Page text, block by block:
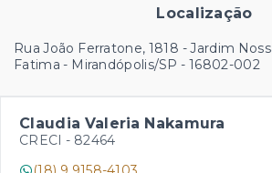
Localização
Rua João Ferratone, 1818 - Jardim
Fatima - Mirandópolis/SP - 16802-002
Claudia Valeria Nakamura
CRECI - 82464